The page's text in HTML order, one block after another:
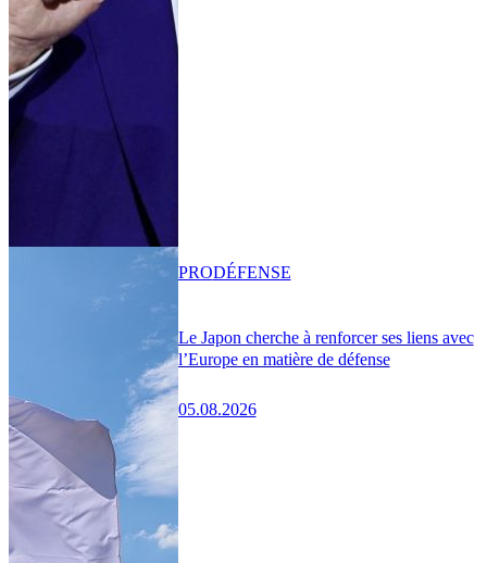
Le Japon cherche à renforcer ses liens avec
l’Europe en matière de défense
05.08.2026
PRODÉFENSE